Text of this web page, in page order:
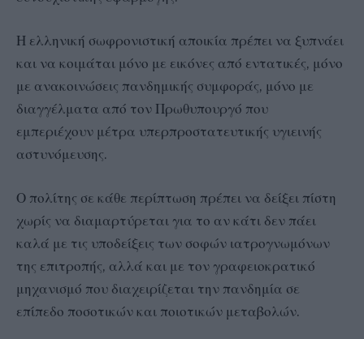
Η ελληνική σωφρονιστική αποικία πρέπει να ξυπνάει
και να κοιμάται μόνο με εικόνες από εντατικές, μόνο
με ανακοινώσεις πανδημικής συμφοράς, μόνο με
διαγγέλματα από τον Πρωθυπουργό που
εμπεριέχουν μέτρα υπερπροστατευτικής υγιεινής
αστυνόμευσης.
Ο πολίτης σε κάθε περίπτωση πρέπει να δείξει πίστη
χωρίς να διαμαρτύρεται για το αν κάτι δεν πάει
καλά με τις υποδείξεις των σοφών ιατρογνωμόνων
της επιτροπής, αλλά και με τον γραφειοκρατικό
μηχανισμό που διαχειρίζεται την πανδημία σε
επίπεδο ποσοτικών και ποιοτικών μεταβολών.